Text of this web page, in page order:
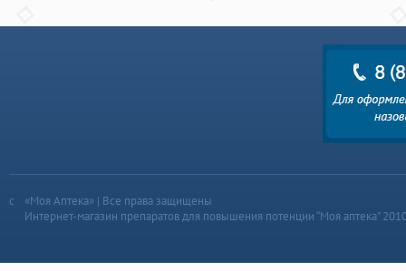
«Моя Аптека» | Все права защищены
Интернет-магазин препаратов для повышения потенции “Моя аптека”